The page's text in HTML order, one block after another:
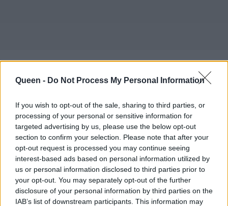
Queen - Do Not Process My Personal Information
If you wish to opt-out of the sale, sharing to third parties, or
processing of your personal or sensitive information for
targeted advertising by us, please use the below opt-out
section to confirm your selection. Please note that after your
opt-out request is processed you may continue seeing
interest-based ads based on personal information utilized by
us or personal information disclosed to third parties prior to
your opt-out. You may separately opt-out of the further
disclosure of your personal information by third parties on the
IAB’s list of downstream participants. This information may
https://www.instagram.com/p/CwOI9ecpRyx/
μαλλιών σου, η οποία θα σε κάνει να ξεχάσεις
τη συχνή επίσκεψη στο κομμωτήριο, τα
babylights είναι αυτή η αλλαγή που ψάχνεις.
Επιπλέον, τα babylights δημιουργούν την
ψευδαίσθηση ότι χαρίζουν όγκο και κίνηση
στα μαλλιά, αφού προσδίδουν διάσταση στις
τρίχες. Τα babylights θα φρεσκάρουν και θα